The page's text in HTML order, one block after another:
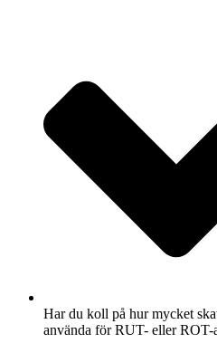
Har du koll på hur mycket
använda för RUT- eller ROT-